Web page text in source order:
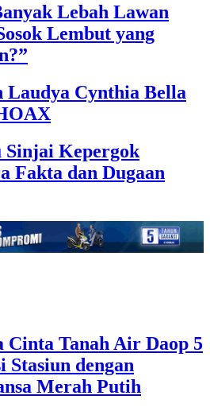
Lebah Lawan
Lembut yang
Cynthia Bella
Sinjai Kepergok
Fakta dan Dugaan
Cinta Tanah Air Daop 5
dengan
Merah Putih